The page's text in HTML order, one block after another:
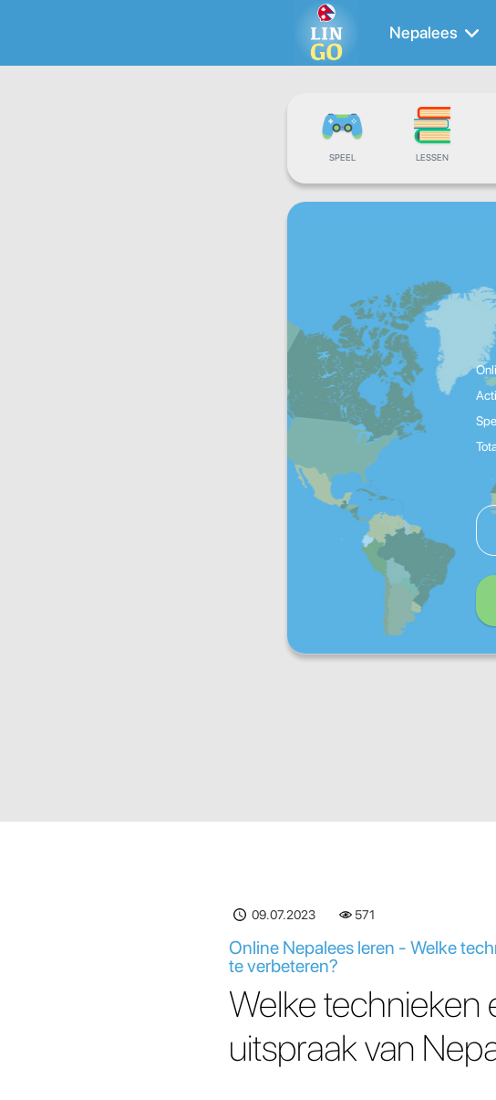
Nepalees
SPEEL LESSEN
09.07.2023 571
Online Nepalees leren - Welke
te verbeteren?
Welke technieken
uitspraak van